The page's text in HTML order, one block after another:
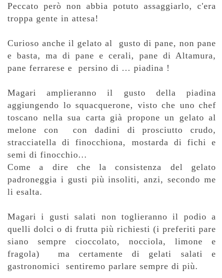
Peccato però non abbia potuto assaggiarlo, c'era
troppa gente in attesa!
Curioso anche il gelato al gusto di pane, non pane
e basta, ma di pane e cerali, pane di Altamura,
pane ferrarese e persino di ... piadina !
Magari amplieranno il gusto della piadina
aggiungendo lo squacquerone, visto che uno chef
toscano nella sua carta già propone un gelato al
melone con con dadini di prosciutto crudo,
stracciatella di finocchiona, mostarda di fichi e
semi di finocchio...
Come a dire che la consistenza del gelato
padroneggia i gusti più insoliti, anzi, secondo me
li esalta.
Magari i gusti salati non toglieranno il podio a
quelli dolci o di frutta più richiesti (i preferiti pare
siano sempre cioccolato, nocciola, limone e
fragola) ma certamente di gelati salati e
gastronomici sentiremo parlare sempre di più.